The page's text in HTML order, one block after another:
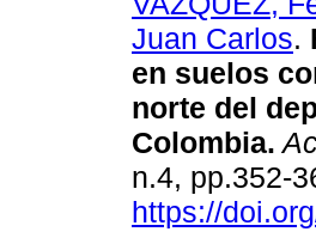
Juan Carlos.
en suelos
norte del
Colombia.
n.4, pp.352-
https://